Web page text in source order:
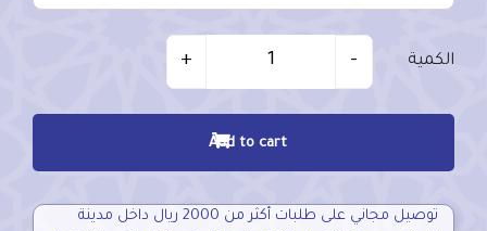
الكمية -
+
Add to cart
توصيل مجاني على طلبات أكثر من 2000 ريال داخل مدينة